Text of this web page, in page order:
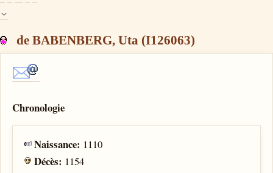
de BABENBERG, Uta (I126063)
Chronologie
Naissance: 1110
Décès: 1154